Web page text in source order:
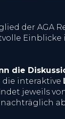
der AGA
die
die interaktive
jeweils von